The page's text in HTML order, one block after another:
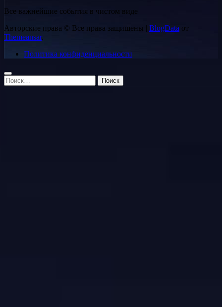
Все важнейшие события в чистом виде
Авторские права © Все права защищены | BlogData от
Themeansar.
Политика конфиденциальности
Найти: